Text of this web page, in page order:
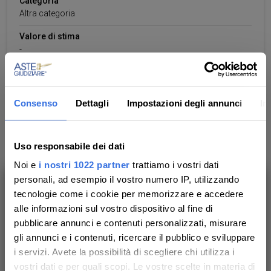
Consenso Dettagli Impostazioni degli annunci
Uso responsabile dei dati
Noi e i nostri 1022 partner trattiamo i vostri dati
personali, ad esempio il vostro numero IP, utilizzando
tecnologie come i cookie per memorizzare e accedere
alle informazioni sul vostro dispositivo al fine di
pubblicare annunci e contenuti personalizzati, misurare
gli annunci e i contenuti, ricercare il pubblico e sviluppare
i servizi. Avete la possibilità di scegliere chi utilizza i
vostri dati e per quali scopi. Le vostre scelte in materia di
Altra categoria
Valore di stima
-
Dati dei beni
ALBERGO E PENSIONE
Piena proprietà del compendio sito in Comune di
Sant’Antioco (SU), Località Sa Scrocca, SS 126 Dir.,
Km. 4,800, costituito da una struttura ricettiva
composta da diversi corpi di fabbrica, ovvero da un
edificio di notevoli dimensioni composto da due sale
ristoranti, una sala colazioni, una hall dotata di bar, una
zona di preparazione cibi (cucina e pizzeria), oltre ad
un’area esterna di pertinenza comprensiva di piscina
Ti aiutiamo a trovare, comprendere e
partecipare all’asta in sicurezza.
Con noi, passo dopo passo.